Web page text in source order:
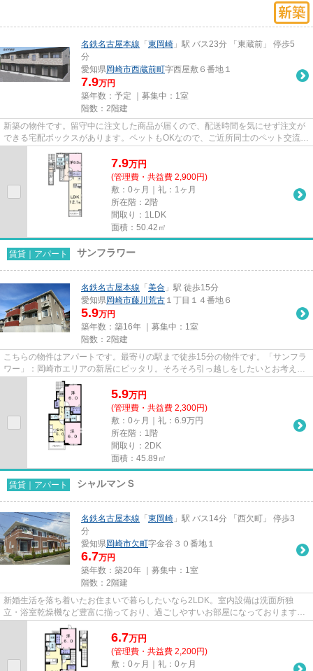
名鉄名古屋本線 「 東岡崎 」駅 バス23分 「東蔵前」 停歩5
分
愛知県岡崎市西蔵前町字西屋敷６番地１
7.9万円
築年数：予定 ｜募集中： 1室
階数：2階建
新築の物件です。留守中に注文した商品が届くので、配送時間を気にせず注文が
できる宅配ボックスがあります。ペットもOKなので、ご近所同士のペット交流も
7.9万円
(管理費・共益費 2,900円)
敷：0ヶ月｜礼：1ヶ月
所在階：2階
間取り：1LDK
面積：50.42㎡
賃貸｜アパート サンフラワー
名鉄名古屋本線 「 美合 」駅 徒歩15分
愛知県岡崎市藤川荒古 １丁目１４番地６
5.9万円
築年数：築16年 ｜募集中： 1室
階数：2階建
こちらの物件はアパートです。最寄りの駅まで徒歩15分の物件です。「サンフラ
ワー」：岡崎市エリアの新居にピッタリ。そろそろ引っ越しをしたいとお考えの
方、セレクトホームで、新し...
5.9万円
(管理費・共益費 2,300円)
敷：0ヶ月｜礼：6.9万円
所在階：1階
間取り：2DK
面積：45.89㎡
賃貸｜アパート シャルマンＳ
名鉄名古屋本線 「 東岡崎 」駅 バス14分 「西欠町」 停歩3
分
愛知県岡崎市欠町字金谷３０番地１
6.7万円
築年数：築20年 ｜募集中： 1室
階数：2階建
新婚生活を落ち着いたお住まいで暮らしたいなら2LDK。室内設備は洗面所独
立・浴室乾燥機など豊富に揃っており、過ごしやすいお部屋になっております。
こだわりで選びたい方におすすめ...
6.7万円
(管理費・共益費 2,200円)
敷：0ヶ月｜礼：0ヶ月